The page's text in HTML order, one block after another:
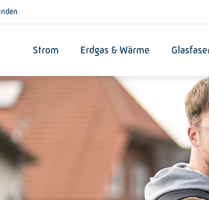
Strom Erdgas & Wärme